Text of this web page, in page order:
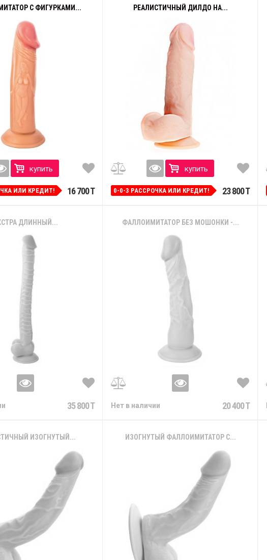
С ФИГУРКАМИ...
купить
ИЛИ КРЕДИТ! 16 700 T
РЕАЛИСТИЧНЫЙ ДИЛДО НА...
купить
0-0-3 РАССРОЧКА ИЛИ КРЕДИТ! 23 800 T
ДЛИННЫЙ...
35 800 T
ФАЛЛОИМИТАТОР БЕЗ МОШОНКИ -...
Нет в наличии 20 400 T
ИЗОГНУТЫЙ... ИЗОГНУТЫЙ ФАЛЛОИМИТАТОР С...